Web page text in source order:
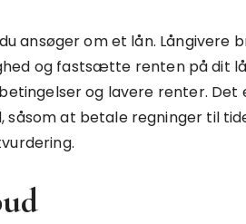
ansøger om et lån. Långivere
og fastsætte renten på dit
og lavere renter. Det
at betale regninger til